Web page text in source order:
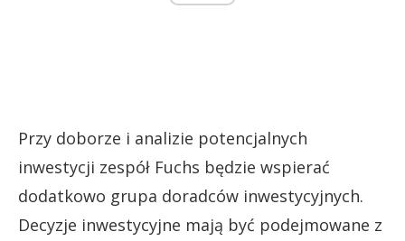
Przy doborze i analizie potencjalnych
inwestycji zespół Fuchs będzie wspierać
dodatkowo grupa doradców inwestycyjnych.
Decyzje inwestycyjne mają być podejmowane z